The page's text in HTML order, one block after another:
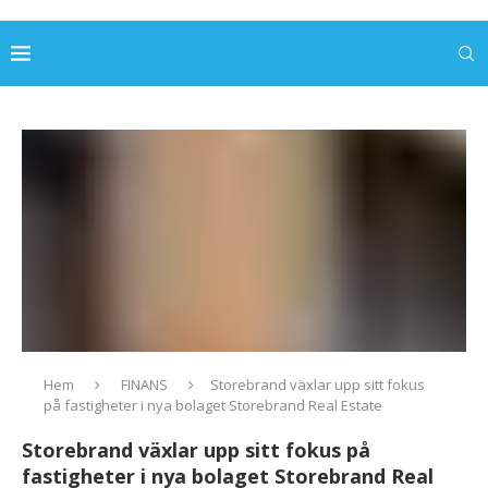
Hem FINANS
Storebrand växlar upp sitt fokus
på fastigheter i nya bolaget Storebrand Real Estate
Storebrand växlar upp sitt fokus på
fastigheter i nya bolaget Storebrand Real